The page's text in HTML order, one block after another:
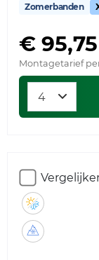
Zomerbanden
€ 95,75
Montagetarief